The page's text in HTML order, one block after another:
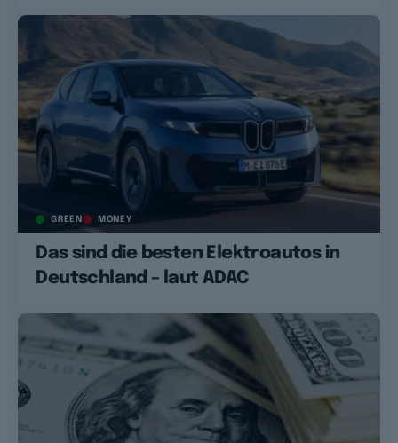
GREEN MONEY
Das sind die besten Elektroautos in
Deutschland – laut ADAC